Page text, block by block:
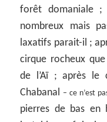
forêt domaniale ;
nombreux mais
laxatifs parait-il ;
cirque rocheux
de l’Aï ; après le
Chabanal – ce n’est
pierres de bas en